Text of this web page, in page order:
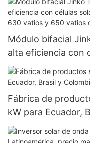
Módulo bifacial
alta eficiencia con
vatios, 620 vatios,
doble panel.
Fábrica de
kW para Ecuador,
fuera de red de 120